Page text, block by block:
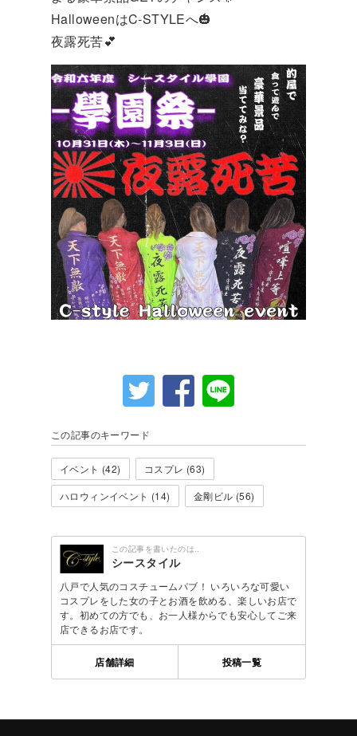
HalloweenはC-STYLEへ🎃
夜露死苦💕
この記事のキーワード
イベント (42)
コスプレ (63)
ハロウィンイベント (14)
金剛ビル (56)
この記事を書いたのは..
シースタイル
八戸で人気のコスチュームパブ！ いろいろな可愛い
コスプレをした女の子とお酒を飲める、楽しいお店で
す。初めての方でも、お一人様からでも安心してご来
店できるお店です。
店舗詳細 投稿一覧